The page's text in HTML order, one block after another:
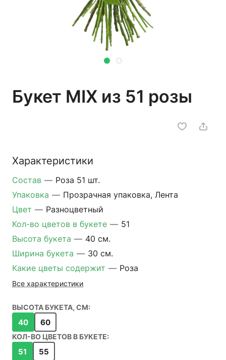
Букет MIX из 51 розы
Характеристики
Состав — Роза 51 шт.
Упаковка — Прозрачная упаковка, Лента
Цвет — Разноцветный
Кол-во цветов в букете — 51
Высота букета — 40 см.
Ширина букета — 30 см.
Какие цветы содержит — Роза
Все характеристики
ВЫСОТА БУКЕТА, СМ:
40 60
КОЛ-ВО ЦВЕТОВ В БУКЕТЕ:
51 55